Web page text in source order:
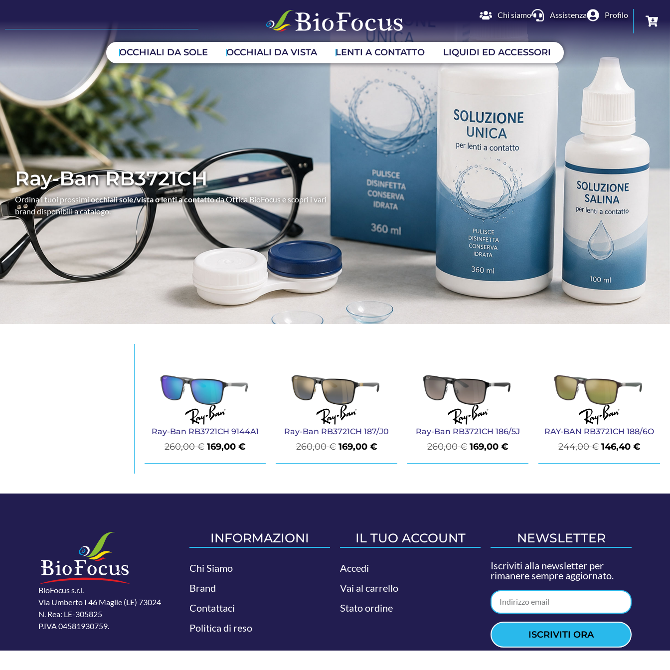
Chi siamo Assistenza Profilo
OCCHIALI DA SOLE OCCHIALI DA VISTA LENTI A CONTATTO LIQUIDI ED ACCESSORI
Ray-Ban RB3721CH
Ordina i tuoi prossimiocchiali sole/vista o lenti a contattoda Ottica BioFocus e scopri i vari
brand disponibili a catalogo.
Ray-Ban RB3721CH 9144A1
260,00€ 169,00€
Ray-Ban RB3721CH 187/J0
260,00€ 169,00 €
Ray-Ban RB3721CH 186/5J
260,00€ 169,00€
RAY-BAN RB3721CH 188/6O
244,00€ 146,40 €
BioFocus s.r.l.
Via Umberto I 46 Maglie (LE) 73024
N. Rea: LE-305825
P.IVA 04581930759.
INFORMAZIONI
Chi Siamo
Brand
Contattaci
Politica di reso
IL TUO ACCOUNT
Accedi
Vai al carrello
Stato ordine
NEWSLETTER
Iscriviti alla newsletter per
rimanere sempre aggiornato.
ISCRIVITI ORA